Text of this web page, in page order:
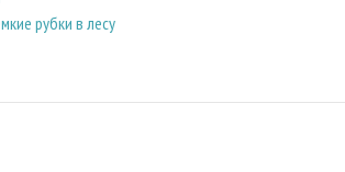
рубки в лесу